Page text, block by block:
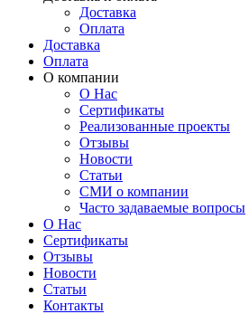
Доставка
Оплата
Доставка
Оплата
О компании
О Нас
Сертификаты
Реализованные проекты
Отзывы
Новости
Статьи
СМИ о компании
Часто задаваемые вопросы
О Нас
Сертификаты
Отзывы
Новости
Статьи
Контакты